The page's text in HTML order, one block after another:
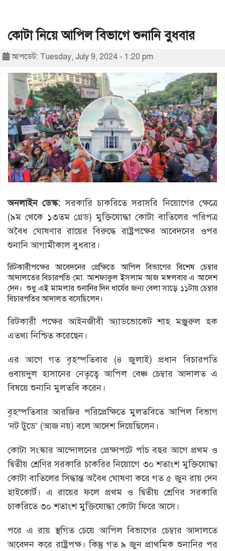
কোটা নিয়ে আপিল বিভাগে শুনানি বুধবার
আপডেট: Tuesday, July 9, 2024 - 1:20 pm
অনলাইন ডেস্ক:সরকারি চাকরিতে সরাসরি নিয়োগের ক্ষেত্রে
(৯ম থেকে ১৩তম গ্রেড) মুক্তিযোদ্ধা কোটা বাতিলের পরিপত্র
অবৈধ ঘোষণার রায়ের বিরুদ্ধে রাষ্ট্রপক্ষের আবেদনের ওপর
শুনানি আগামীকাল বুধবার।
রিটকারীপক্ষের আবেদনের প্রেক্ষিতে আপিল বিভাগের বিশেষ চেম্বার
আদালতের বিচারপতি মো. আশফাকুল ইসলাম আজ মঙ্গলবার এ আদেশ
দেন। শুধু এই মামলার শুনানির দিন ধার্যের জন্য বেলা সাড়ে ১১টায় চেম্বার
বিচারপতির আদালত বসেছিলেন।
রিটকারী পক্ষের আইনজীবী অ্যাডভোকেট শাহ মঞ্জুরুল হক
এতথ্য নিশ্চিত করেছেন।
এর আগে গত বৃহস্পতিবার (৪ জুলাই) প্রধান বিচারপতি
ওবায়দুল হাসানের নেতৃত্বে আপিল বেঞ্চ চেম্বার আদালত এ
বিষয়ে শুনানি মুলতবি করেন।
বৃহস্পতিবার আরজির পরিপ্রেক্ষিতে মুলতবিতে আপিল বিভাগ
‘নট টুডে’ (আজ নয়) বলে আদেশ দিয়েছিলেন।
কোটা সংস্কার আন্দোলনের প্রেক্ষাপটে পাঁচ বছর আগে প্রথম ও
দ্বিতীয় শ্রেণির সরকারি চাকরির নিয়োগে ৩০ শতাংশ মুক্তিযোদ্ধা
কোটা বাতিলের সিদ্ধান্ত অবৈধ ঘোষণা করে গত ৫ জুন রায় দেন
হাইকোর্ট। এ রায়ের ফলে প্রথম ও দ্বিতীয় শ্রেণির সরকারি
চাকরিতে ৩০ শতাংশ মুক্তিযোদ্ধা কোটা ফিরে আসে।
পরে এ রায় স্থগিত চেয়ে আপিল বিভাগের চেম্বার আদালতে
আবেদন করে রাষ্ট্রপক্ষ। কিন্তু গত ৯ জুন প্রাথমিক শুনানির পর